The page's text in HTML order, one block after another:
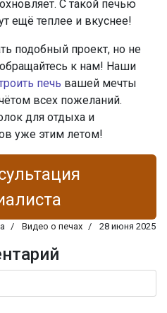
С такой печью
ещё теплее и вкуснее!
подобный проект, но не
к нам! Наши
печь вашей мечты
всех пожеланий.
для отдыха и
уже этим летом!
Видео о печах 28 июня 2025